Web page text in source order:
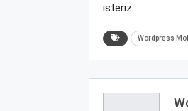
isteriz.
Wordpress